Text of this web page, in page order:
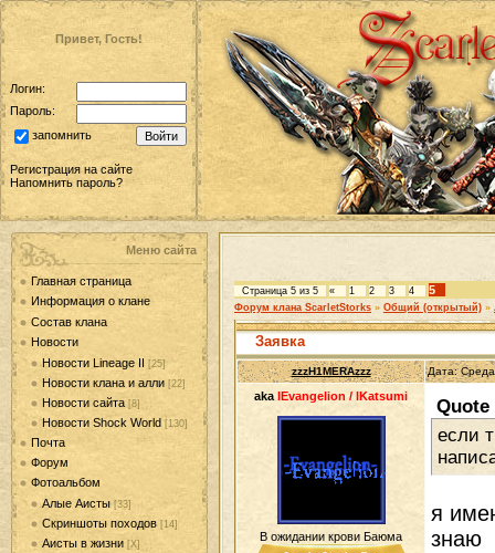
Привет, Гость!
Логин:
Пароль:
запомнить
Регистрация на сайте
Напомнить пароль?
Меню сайта
Главная страница
Информация о клане
Состав клана
Новости
Новости Lineage II [25]
Новости клана и алли [22]
Новости сайта [8]
Новости Shock World [130]
Почта
Форум
Фотоальбом
Алые Аисты [33]
Скриншоты походов [14]
Аисты в жизни [Х]
Страница 5 из 5 « 1 2 3 4 5
Форум клана ScarletStorks » Общий (открытый) »
Заявка
zzzH1MERAzzz Дата:
aka lEvangelion / lKatsumi
В ожидании крови Баюма
Quote
если
я
знаю